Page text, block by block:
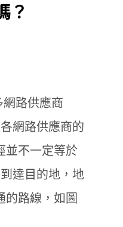
？
路供應商
網路供應商的
並不一定等於
達目的地，地
的路線，如圖